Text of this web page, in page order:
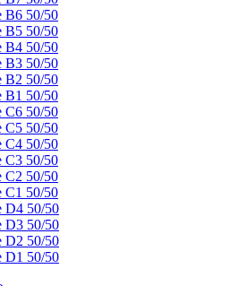
B6 50/50
B5 50/50
B4 50/50
B3 50/50
B2 50/50
B1 50/50
C6 50/50
C5 50/50
C4 50/50
C3 50/50
C2 50/50
C1 50/50
D4 50/50
D3 50/50
D2 50/50
D1 50/50